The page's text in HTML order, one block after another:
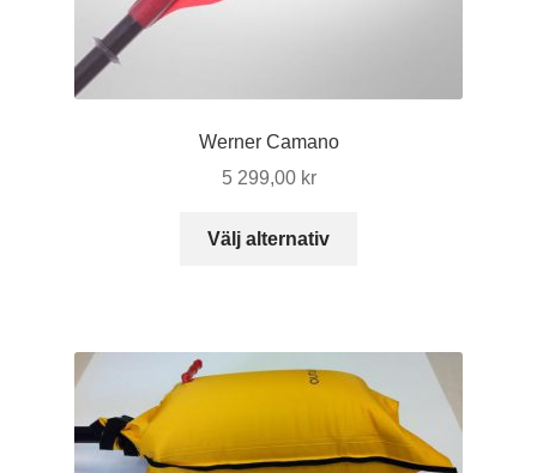
Werner Camano
5 299,00 kr
Välj alternativ
varianter.
De
olika
alternativen